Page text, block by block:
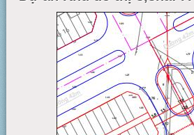
Cơ cấu
Năng